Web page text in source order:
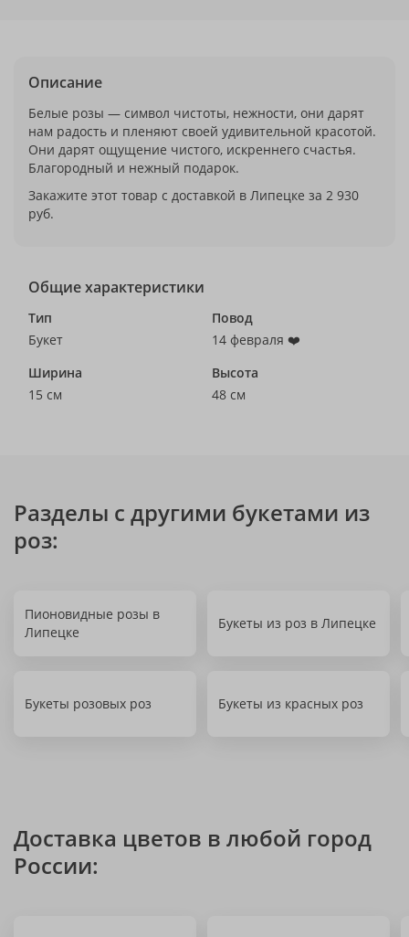
Описание
Белые розы — символ чистоты, нежности, они дарят
нам радость и пленяют своей удивительной красотой.
Они дарят ощущение чистого, искреннего счастья.
Благородный и нежный подарок.
Закажите этот товар с доставкой в Липецке за 2 930
руб.
Общие характеристики
Тип
Букет
Повод
14 февраля ❤️
Ширина
15 см
Высота
48 см
Разделы с другими букетами из
роз:
Пионовидные розы в
Липецке
Букеты из роз в Липецке
Букеты розовых роз Букеты из красных роз
Доставка цветов в любой город
России: